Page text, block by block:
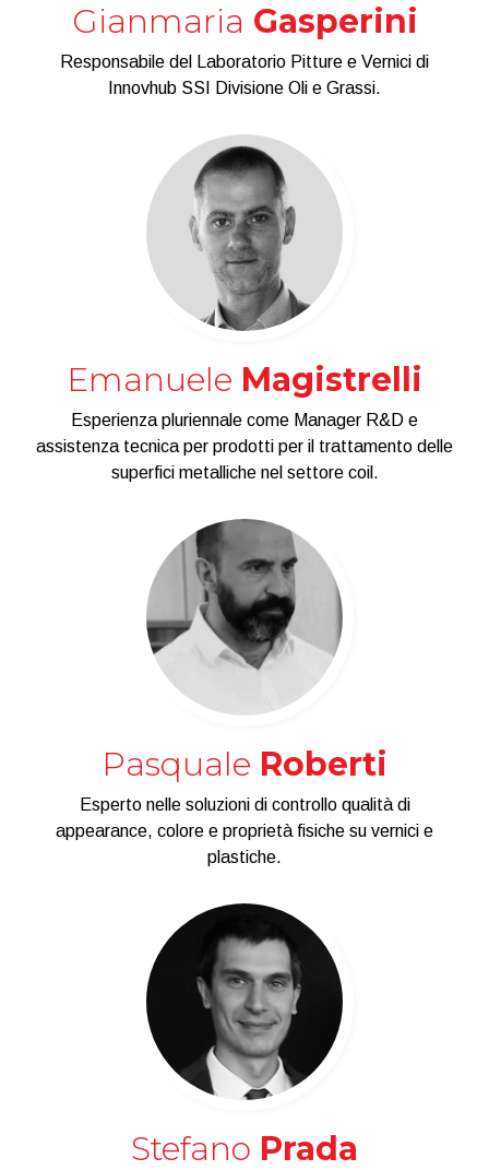
Gianmaria Gasperini
Responsabile del Laboratorio Pitture e Vernici di
Innovhub SSI Divisione Oli e Grassi.
Emanuele Magistrelli
Esperienza pluriennale come Manager R&D e
assistenza tecnica per prodotti per il trattamento delle
superfici metalliche nel settore coil.
Pasquale Roberti
Esperto nelle soluzioni di controllo qualità di
appearance, colore e proprietà fisiche su vernici e
plastiche.
Stefano Prada